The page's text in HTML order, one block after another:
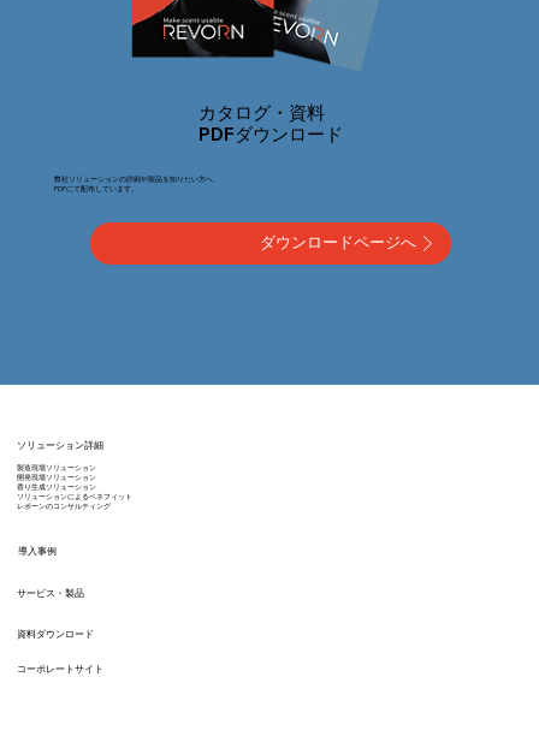
カタログ・資料
PDFダウンロード
弊社ソリューションの詳細や製品を知りたい方へ、
PDFにて配布しています。
ダウンロードページへ
ソリューション詳細
製造現場ソリューション
開発現場ソリューション
香り生成ソリューション
ソリューションによるベネフィット
レボーンのコンサルティング
導入事例
サービス・製品
資料ダウンロード
コーポレートサイト